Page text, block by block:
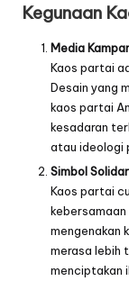
Kegunaan
Media
Kaos partai
Desain yang
kaos partai
kesadaran
atau ideologi
Simbol
Kaos partai
kebersamaan
mengenakan
merasa lebih
menciptakan